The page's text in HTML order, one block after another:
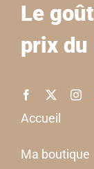
Le
prix
Accueil
Ma boutique